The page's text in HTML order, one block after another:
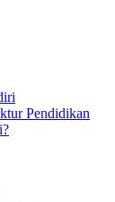
Pendidikan